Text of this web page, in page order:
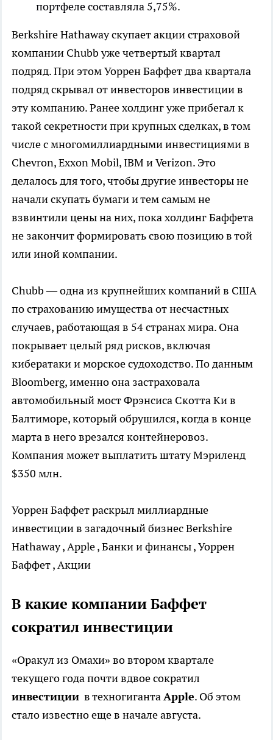
портфеле составляла 5,75%.
Berkshire Hathaway скупает акции страховой
компании Chubb уже четвертый квартал
подряд. При этом Уоррен Баффет два квартала
подряд скрывал от инвесторов инвестиции в
эту компанию. Ранее холдинг уже прибегал к
такой секретности при крупных сделках, в том
числе с многомиллиардными инвестициями в
Chevron, Exxon Mobil, IBM и Verizon. Это
делалось для того, чтобы другие инвесторы не
начали скупать бумаги и тем самым не
взвинтили цены на них, пока холдинг Баффета
не закончит формировать свою позицию в той
или иной компании.
Chubb — одна из крупнейших компаний в США
по страхованию имущества от несчастных
случаев, работающая в 54 странах мира. Она
покрывает целый ряд рисков, включая
кибератаки и морское судоходство. По данным
Bloomberg, именно она застраховала
автомобильный мост Фрэнсиса Скотта Ки в
Балтиморе, который обрушился, когда в конце
марта в него врезался контейнеровоз.
Компания может выплатить штату Мэриленд
$350 млн.
Уоррен Баффет раскрыл миллиардные
инвестиции в загадочный бизнесBerkshire
Hathaway , Apple , Банки и финансы , Уоррен
Баффет , Акции
В какие компании Баффет
сократил инвестиции
«Оракул из Омахи» во втором квартале
текущего года почти вдвое сократил
инвестиции в техногигантаApple. Об этом
стало известно еще в начале августа.